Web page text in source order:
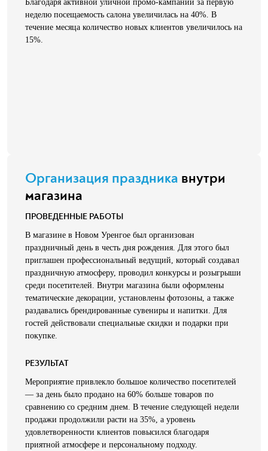
Благодаря активной уличной промо-кампании за первую
неделю посещаемость салона увеличилась на 40%. В
течение месяца количество новых клиентов увеличилось на
15%.
Организация праздника внутри
магазина
ПРОВЕДЕННЫЕ РАБОТЫ
В магазине в Новом Уренгое был организован
праздничный день в честь дня рождения. Для этого был
приглашен профессиональный ведущий, который создавал
праздничную атмосферу, проводил конкурсы и розыгрыши
среди посетителей. Внутри магазина были оформлены
тематические декорации, установлены фотозоны, а также
раздавались брендированные сувениры и напитки. Для
гостей действовали специальные скидки и подарки при
покупке.
РЕЗУЛЬТАТ
Мероприятие привлекло большое количество посетителей
— за день было продано на 60% больше товаров по
сравнению со средним днем. В течение следующей недели
продажи продолжили расти на 35%, а уровень
удовлетворенности клиентов повысился благодаря
приятной атмосфере и персональному подходу.